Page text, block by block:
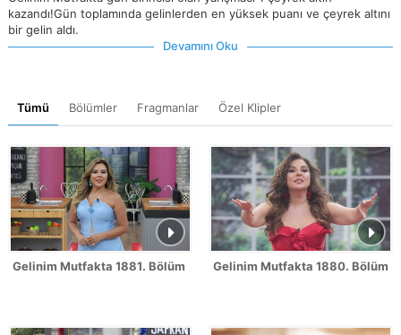
kazandı!Gün toplamında gelinlerden en yüksek puanı ve çeyrek altını
bir gelin aldı.
Devamını Oku
Tümü Bölümler Fragmanlar Özel Klipler
Gelinim Mutfakta 1881. Bölüm FragmanıGelinim Mutfakta 1880. Bölüm /